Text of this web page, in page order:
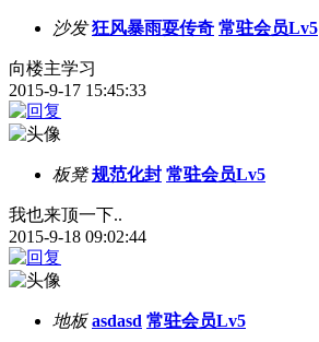
沙发 狂风暴雨耍传奇 常驻会员Lv5
向楼主学习
2015-9-17 15:45:33
板凳 规范化封 常驻会员Lv5
我也来顶一下..
2015-9-18 09:02:44
地板 asdasd 常驻会员Lv5